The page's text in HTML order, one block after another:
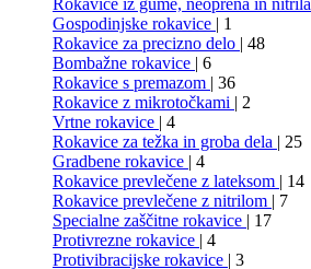
Rokavice iz gume, neoprena in nitrila
Gospodinjske rokavice | 1
Rokavice za precizno delo | 48
Bombažne rokavice | 6
Rokavice s premazom | 36
Rokavice z mikrotočkami | 2
Vrtne rokavice | 4
Rokavice za težka in groba dela | 25
Gradbene rokavice | 4
Rokavice prevlečene z lateksom | 14
Rokavice prevlečene z nitrilom | 7
Specialne zaščitne rokavice | 17
Protivrezne rokavice | 4
Protivibracijske rokavice | 3